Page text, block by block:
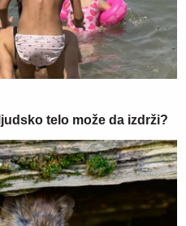
telo može da izdrži?